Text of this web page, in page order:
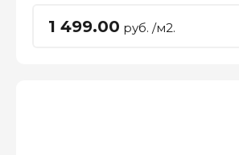
1 499.00 руб. /м2.